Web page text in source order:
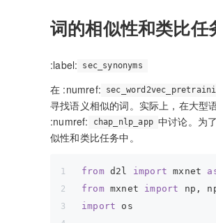
词的相似性和类比任
:label: sec_synonyms
在 :numref:
寻找语义相似的词。实际上，在大型
:numref:
chap_nlp_app 中讨论。为
似性和类比任务中。
from d2l import mxnet
from mxnet import np,
import os